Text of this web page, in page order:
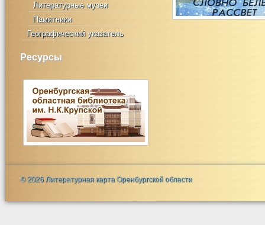
Литературные музеи
Памятники
Географический указатель
Ресурсы
© 2026 Литературная карта Оренбургской области